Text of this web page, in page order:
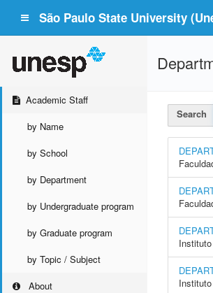
São Paulo State University
Academic Staff
by Name
by School
by Department
by Undergraduate program
by Graduate program
by Topic / Subject
About
Search